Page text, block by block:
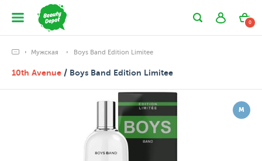
0
Мужская Boys Band Edition Limitee
10th Avenue / Boys Band Edition Limitee
М